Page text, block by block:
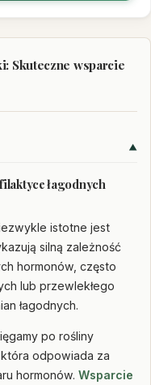
Skuteczne wsparcie
łagodnych
istotne jest
silną zależność
hormonów, często
lub przewlekłego
łagodnych.
po rośliny
odpowiada za
hormonów. Wsparcie